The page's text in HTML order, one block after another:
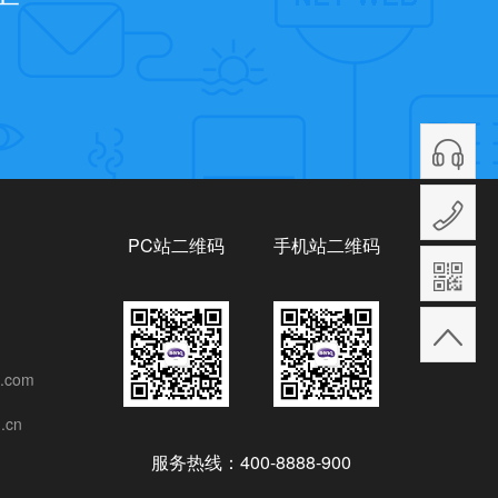
PC站二维码 手机站二维码
服务热线：400-8888-900